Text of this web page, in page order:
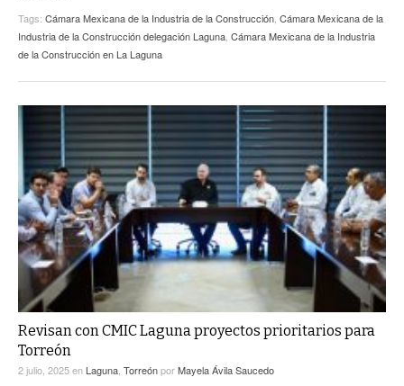
Tags: Cámara Mexicana de la Industria de la Construcción Cámara Mexicana de la
Industria de la Construcción delegación Laguna Cámara Mexicana de la Industria
de la Construcción en La Laguna
Revisan con CMIC Laguna proyectos prioritarios para
Torreón
2 julio, 2025en Laguna, TorreónporMayela Ávila Saucedo